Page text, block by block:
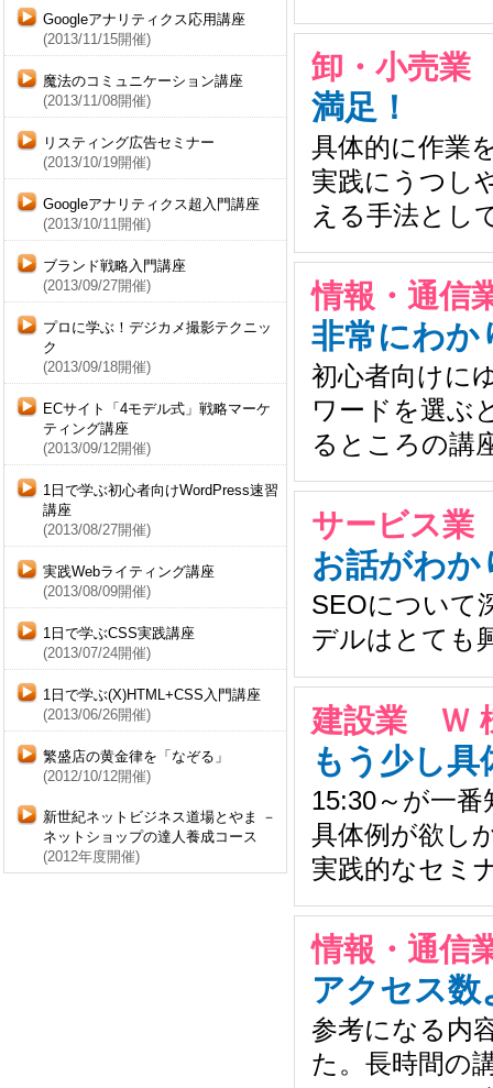
Googleアナリティクス応用講座
(2013/11/15開催)
魔法のコミュニケーション講座
(2013/11/08開催)
リスティング広告セミナー
(2013/10/19開催)
Googleアナリティクス超入門講座
(2013/10/11開催)
ブランド戦略入門講座
(2013/09/27開催)
プロに学ぶ！デジカメ撮影テクニッ
ク
(2013/09/18開催)
ECサイト「4モデル式」戦略マーケ
ティング講座
(2013/09/12開催)
1日で学ぶ初心者向けWordPress速習
講座
(2013/08/27開催)
実践Webライティング講座
(2013/08/09開催)
1日で学ぶCSS実践講座
(2013/07/24開催)
1日で学ぶ(X)HTML+CSS入門講座
(2013/06/26開催)
繁盛店の黄金律を「なぞる」
(2012/10/12開催)
新世紀ネットビジネス道場とやま －
ネットショップの達人養成コース
(2012年度開催)
卸・小売
満足！
具体的に作業
実践にうつし
える手法とし
情報・通
非常にわか
初心者向けに
ワードを選ぶ
るところの講
サービス
お話がわか
SEOについて
デルはとても
建設業 Ｗ
もう少し
15:30～が一
具体例が欲し
実践的なセミ
情報・通
アクセス数
参考になる内
た。長時間の